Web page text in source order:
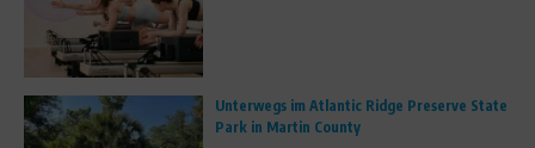
Unterwegs im Atlantic Ridge Preserve State
Park in Martin County